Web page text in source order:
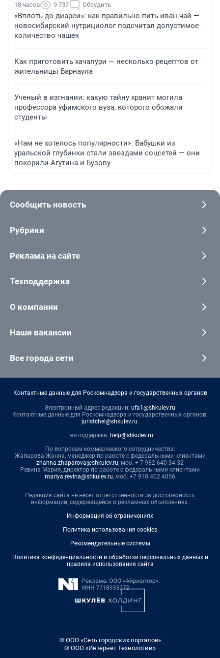
18 часов 9 737 Обсудить
«Вплоть до диареи»: как правильно пить иван-чай —
новосибирский нутрициолог подсчитал допустимое
количество чашек
Как приготовить хачапури — несколько рецептов от
жительницы Барнаула
Ученый в изгнании: какую тайну хранит могила
профессора уфимского вуза, которого обожали
студенты
«Нам не хотелось популярности». Бабушки из
уральской глубинки стали звездами соцсетей — они
покорили Агутина и Бузову
Сообщить новость
Рубрики
Реклама на сайте
Техподдержка
О компании
Наши вакансии
Все города сети
Контактные данные для Роскомнадзора и государственных органов
Электронный адрес редакции: ufa1@shkulev.ru
Контактные данные для Роскомнадзора и государственных органов:
juristchel@shkulev.ru.
Техподдержка: help@shkulev.ru
По вопросам коммерческого сотрудничества:
Жапарова Жанна, менеджер по работе с федеральными клиентами
zhanna.zhaparova@shkulev.ru, моб. + 7 982 640 34 32
Ревина Мария, директор по работе с федеральными клиентами
mariya.revina@shkulev.ru, моб. +7 910 402 4056
Редакция сайта не несет ответственности за достоверность
информации, содержащейся в рекламных объявлениях.
Информация об ограничениях
Политика использования cookies
Рекомендательные системы
Политика конфиденциальности и обработки персональных данных и
правила использования сайта
© ООО «Сеть городских порталов»
© ООО «Интернет Технологии»